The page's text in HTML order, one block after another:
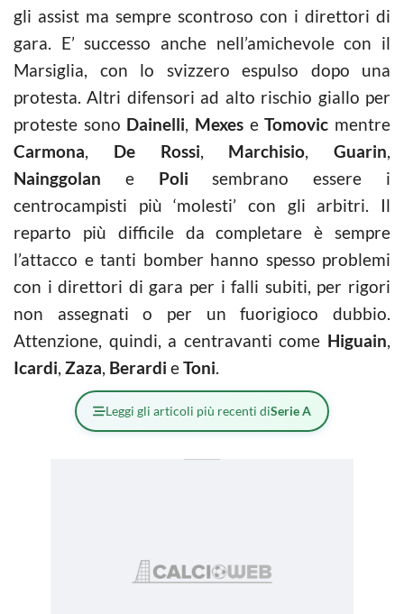
gli assist ma sempre scontroso con i direttori di
gara. E’ successo anche nell’amichevole con il
Marsiglia, con lo svizzero espulso dopo una
protesta. Altri difensori ad alto rischio giallo per
proteste sono Dainelli, Mexes eTomovic mentre
Carmona, De Rossi, Marchisio, Guarin,
Nainggolan e Poli sembrano essere i
centrocampisti più ‘molesti’ con gli arbitri. Il
reparto più difficile da completare è sempre
l’attacco e tanti bomber hanno spesso problemi
con i direttori di gara per i falli subiti, per rigori
non assegnati o per un fuorigioco dubbio.
Attenzione, quindi, a centravanti come Higuain,
Icardi, Zaza, Berardi eToni.
Leggi gli articoli più recenti diSerie A